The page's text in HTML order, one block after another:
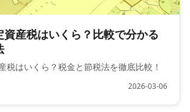
資産税はいくら？比較で分かる
税はいくら？税金と節税法を徹底比較！
2026-03-06